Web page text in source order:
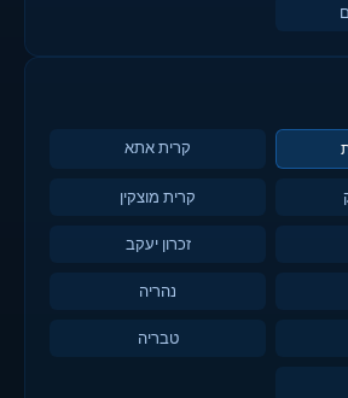
קרית אתא
קרית מוצקין
זכרון יעקב
נהריה
טבריה